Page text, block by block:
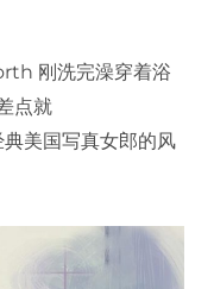
刚洗完澡穿着浴
点就
美国写真女郎的风